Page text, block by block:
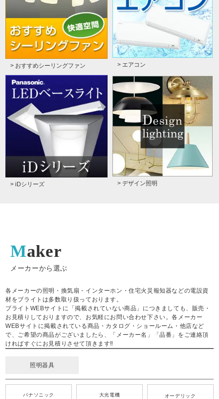
> おすすめシーリングファン > エアコン
> iDシリーズ > デザイン照明
Maker
メーカーから選ぶ
各メーカーの照明・換気扇・インターホン・住宅火災報知器などの電設資
材をブライトは多数取り扱っております。
ブライトWEBサイトに「掲載されていない商品」につきましても、販売・
お見積りしておりますので、お気軽にお問い合わせ下さい。各メーカー
WEBサイトに掲載されている商品・カタログ・ショールーム・他店など
で、ご希望の商品がございましたら、「メーカー名」「品番」をご連絡頂
ければすぐにお見積りさせて頂きます‼
照明器具
パナソニック 大光電機 オーデリック